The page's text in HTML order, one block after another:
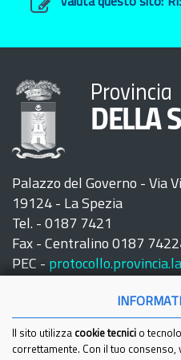
Provincia
DELLA
Palazzo del Governo - Via
19124 - La Spezia
Tel. - 0187 7421
Fax - Centralino 0187
PEC -
Il sito utilizza cookie tecnici o
correttamente. Con il tuo consenso,